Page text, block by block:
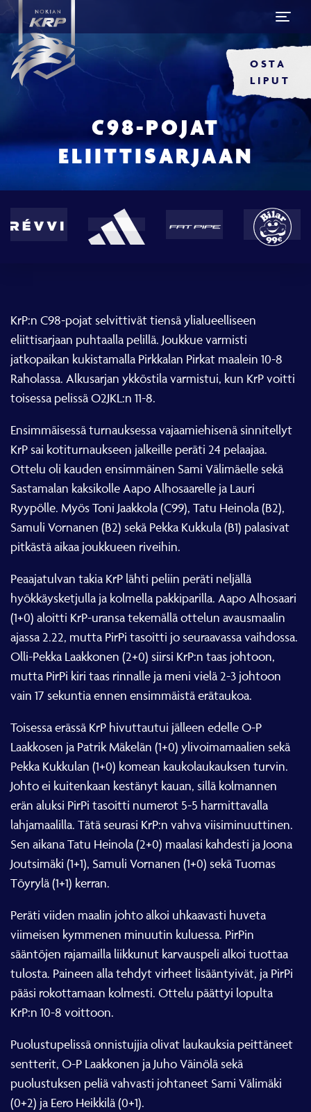
OSTA
LIPUT
C98-POJAT
ELIITTISARJAAN
KrP:n C98-pojat selvittivät tiensä ylialueelliseen
eliittisarjaan puhtaalla pelillä. Joukkue varmisti
jatkopaikan kukistamalla Pirkkalan Pirkat maalein 10-8
Raholassa. Alkusarjan ykköstila varmistui, kun KrP voitti
toisessa pelissä O2JKL:n 11-8.
Ensimmäisessä turnauksessa vajaamiehisenä sinnitellyt
KrP sai kotiturnaukseen jalkeille peräti 24 pelaajaa.
Ottelu oli kauden ensimmäinen Sami Välimäelle sekä
Sastamalan kaksikolle Aapo Alhosaarelle ja Lauri
Ryypölle. Myös Toni Jaakkola (C99), Tatu Heinola (B2),
Samuli Vornanen (B2) sekä Pekka Kukkula (B1) palasivat
pitkästä aikaa joukkueen riveihin.
Peaajatulvan takia KrP lähti peliin peräti neljällä
hyökkäysketjulla ja kolmella pakkiparilla. Aapo Alhosaari
(1+0) aloitti KrP-uransa tekemällä ottelun avausmaalin
ajassa 2.22, mutta PirPi tasoitti jo seuraavassa vaihdossa.
Olli-Pekka Laakkonen (2+0) siirsi KrP:n taas johtoon,
mutta PirPi kiri taas rinnalle ja meni vielä 2-3 johtoon
vain 17 sekuntia ennen ensimmäistä erätaukoa.
Toisessa erässä KrP hivuttautui jälleen edelle O-P
Laakkosen ja Patrik Mäkelän (1+0) ylivoimamaalien sekä
Pekka Kukkulan (1+0) komean kaukolaukauksen turvin.
Johto ei kuitenkaan kestänyt kauan, sillä kolmannen
erän aluksi PirPi tasoitti numerot 5-5 harmittavalla
lahjamaalilla. Tätä seurasi KrP:n vahva viisiminuuttinen.
Sen aikana Tatu Heinola (2+0) maalasi kahdesti ja Joona
Joutsimäki (1+1), Samuli Vornanen (1+0) sekä Tuomas
Töyrylä (1+1) kerran.
Peräti viiden maalin johto alkoi uhkaavasti huveta
viimeisen kymmenen minuutin kuluessa. PirPin
sääntöjen rajamailla liikkunut karvauspeli alkoi tuottaa
tulosta. Paineen alla tehdyt virheet lisääntyivät, ja PirPi
pääsi rokottamaan kolmesti. Ottelu päättyi lopulta
KrP:n 10-8 voittoon.
Puolustupelissä onnistujjia olivat laukauksia peittäneet
sentterit, O-P Laakkonen ja Juho Väinölä sekä
puolustuksen peliä vahvasti johtaneet Sami Välimäki
(0+2) ja Eero Heikkilä (0+1).